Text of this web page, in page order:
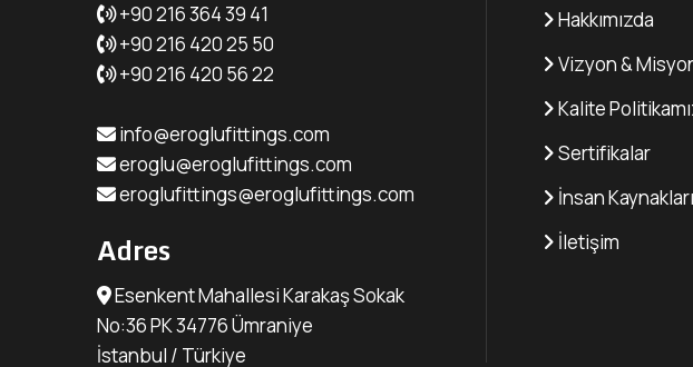
+90 216 364 39 41
+90 216 420 25 50
+90 216 420 56 22
info@eroglufittings.com
eroglu@eroglufittings.com
eroglufittings@eroglufittings.com
Adres
Esenkent Mahallesi Karakaş Sokak
No:36 PK 34776 Ümraniye
İstanbul / Türkiye
Hakkımızda
Vizyon &
Kalite
Sertifikalar
İnsan Kaynakları
İletişim